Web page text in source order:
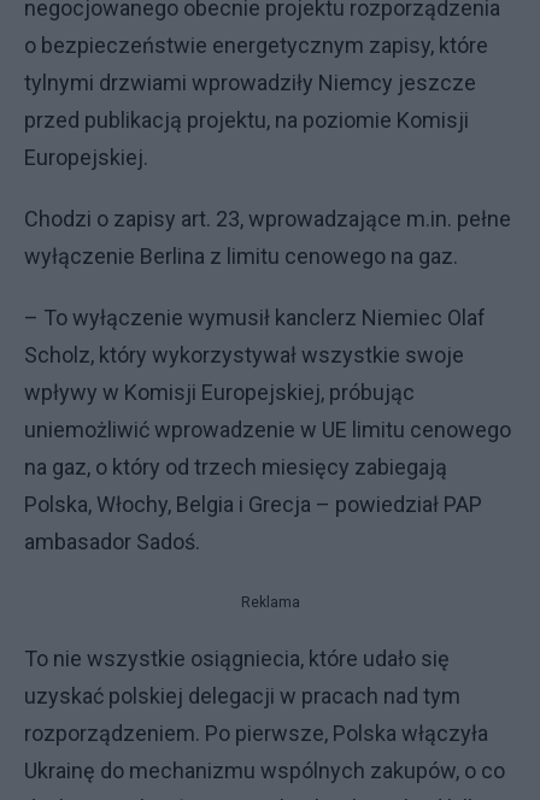
negocjowanego obecnie projektu rozporządzenia
o bezpieczeństwie energetycznym zapisy, które
tylnymi drzwiami wprowadziły Niemcy jeszcze
przed publikacją projektu, na poziomie Komisji
Europejskiej.
Chodzi o zapisy art. 23, wprowadzające m.in. pełne
wyłączenie Berlina z limitu cenowego na gaz.
– To wyłączenie wymusił kanclerz Niemiec Olaf
Scholz, który wykorzystywał wszystkie swoje
wpływy w Komisji Europejskiej, próbując
uniemożliwić wprowadzenie w UE limitu cenowego
na gaz, o który od trzech miesięcy zabiegają
Polska, Włochy, Belgia i Grecja – powiedział PAP
ambasador Sadoś.
Reklama
To nie wszystkie osiągniecia, które udało się
uzyskać polskiej delegacji w pracach nad tym
rozporządzeniem. Po pierwsze, Polska włączyła
Ukrainę do mechanizmu wspólnych zakupów, o co